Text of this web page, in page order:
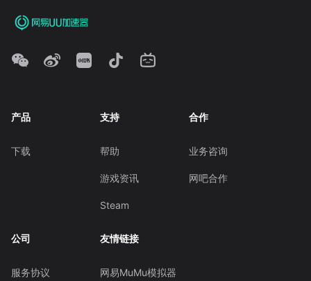
产品
下载
支持
帮助
游戏资讯
Steam
合作
业务咨询
网吧合作
公司
服务协议
友情链接
网易MuMu模拟器